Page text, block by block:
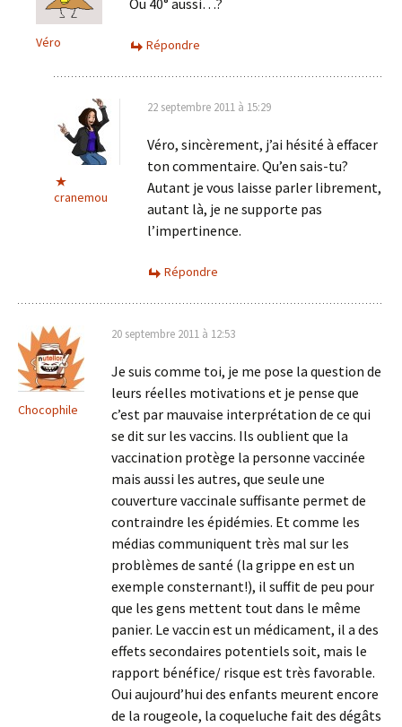
Véro
Ou 40° aussi…?
Répondre
cranemou
22 septembre 2011 à 15:29
Véro, sincèrement, j’ai hésité à effacer
ton commentaire. Qu’en sais-tu?
Autant je vous laisse parler librement,
autant là, je ne supporte pas
l’impertinence.
Répondre
Chocophile
20 septembre 2011 à 12:53
Je suis comme toi, je me pose la question de
leurs réelles motivations et je pense que
c’est par mauvaise interprétation de ce qui
se dit sur les vaccins. Ils oublient que la
vaccination protège la personne vaccinée
mais aussi les autres, que seule une
couverture vaccinale suffisante permet de
contraindre les épidémies. Et comme les
médias communiquent très mal sur les
problèmes de santé (la grippe en est un
exemple consternant!), il suffit de peu pour
que les gens mettent tout dans le même
panier. Le vaccin est un médicament, il a des
effets secondaires potentiels soit, mais le
rapport bénéfice/ risque est très favorable.
Oui aujourd’hui des enfants meurent encore
de la rougeole, la coqueluche fait des dégâts